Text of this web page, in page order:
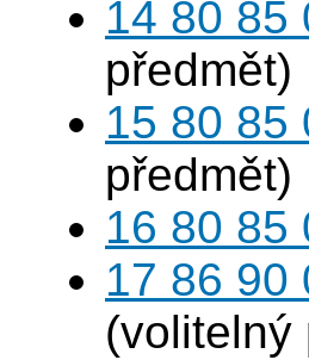
14 80 85
předmět)
15 80 85
předmět)
16 80 85
17 86 90
(volitelný